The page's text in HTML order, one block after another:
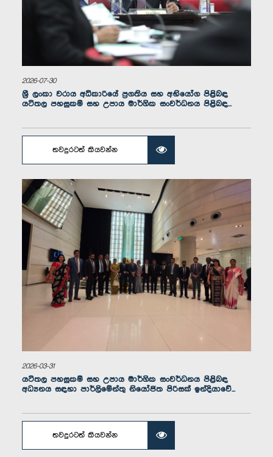
ගරු ධනුෂ්ක රංගනාත් මහතා, පා.ම.
ගරු අසිත නිරෝෂණ එගොඩ විතාන මහතා, පා.ම.
2026-07-30
ශ්‍රී ලංකා වරාය අධිකාරියේ ප්‍රගතිය සහ අභියෝග පිළිබඳ
යටිතල පහසුකම් සහ උපාය මාර්ගික සංවර්ධනය පිළිබඳ...
තවදුරටත් කියවන්න
2026-03-31
යටිතල පහසුකම් සහ උපාය මාර්ගික සංවර්ධනය පිළිබඳ
අධ්‍යනය සඳහා පාර්ලිමේන්තු නියෝජිත පිරිසක් ඉන්දියාවේ...
තවදුරටත් කියවන්න